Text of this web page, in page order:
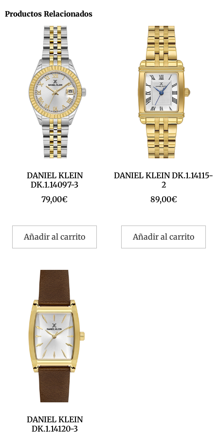
Productos Relacionados
DANIEL KLEIN
DK.1.14097-3
79,00€
Añadir al carrito
DANIEL KLEIN DK.1.14115-
2
89,00€
Añadir al carrito
DANIEL KLEIN
DK.1.14120-3